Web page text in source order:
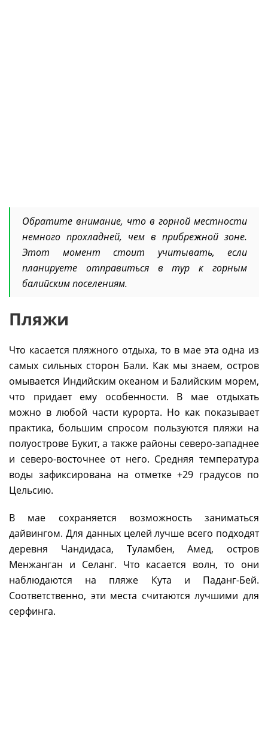
Обратите внимание, что в горной местности
немного прохладней, чем в прибрежной зоне.
Этот момент стоит учитывать, если
планируете отправиться в тур к горным
балийским поселениям.
Пляжи
Что касается пляжного отдыха, то в мае эта одна из
самых сильных сторон Бали. Как мы знаем, остров
омывается Индийским океаном и Балийским морем,
что придает ему особенности. В мае отдыхать
можно в любой части курорта. Но как показывает
практика, большим спросом пользуются пляжи на
полуострове Букит, а также районы северо-западнее
и северо-восточнее от него. Средняя температура
воды зафиксирована на отметке +29 градусов по
Цельсию.
В мае сохраняется возможность заниматься
дайвингом. Для данных целей лучше всего подходят
деревня Чандидаса, Туламбен, Амед, остров
Менжанган и Селанг. Что касается волн, то они
наблюдаются на пляже Кута и Паданг-Бей.
Соответственно, эти места считаются лучшими для
серфинга.